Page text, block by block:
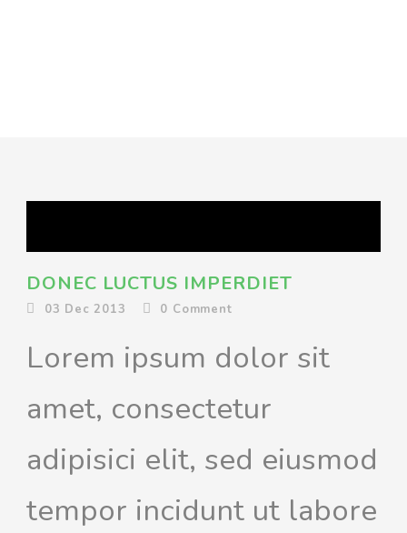
DONEC LUCTUS IMPERDIET
03 Dec 2013 0 Comment
Lorem ipsum dolor sit
amet, consectetur
adipisici elit, sed eiusmod
tempor incidunt ut labore